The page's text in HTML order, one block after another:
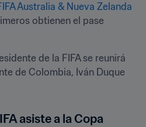
Australia & Nueva Zelanda
obtienen el pase
de la FIFA se reunirá
de Colombia, Iván Duque
asiste a la Copa